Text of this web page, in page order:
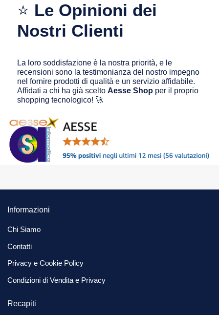
⭐ Le Opinioni dei
Nostri Clienti
La loro soddisfazione è la nostra priorità, e le
recensioni sono la testimonianza del nostro impegno
nel fornire prodotti di qualità e un servizio affidabile.
Affidati a chi ha già scelto Aesse Shop per il proprio
shopping tecnologico! 🚀
Informazioni
Chi Siamo
Contatti
Privacy e Cookie Policy
Condizioni di Vendita e Privacy
Recapiti